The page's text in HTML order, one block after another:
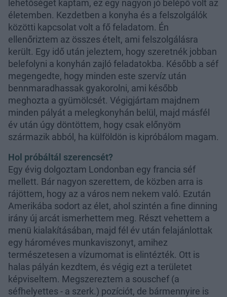
lehetőséget kaptam, ez egy nagyon jó belépő volt az
életemben. Kezdetben a konyha és a felszolgálók
közötti kapcsolat volt a fő feladatom. Én
ellenőriztem az összes ételt, ami felszolgálásra
került. Egy idő után jeleztem, hogy szeretnék jobban
belefolyni a konyhán zajló feladatokba. Később a séf
megengedte, hogy minden este szervíz után
bennmaradhassak gyakorolni, ami később
meghozta a gyümölcsét. Végigjártam majdnem
minden pályát a melegkonyhán belül, majd másfél
év után úgy döntöttem, hogy csak előnyöm
származik abból, ha külföldön is kipróbálom magam.
Hol próbáltál szerencsét?
Egy évig dolgoztam Londonban egy francia séf
mellett. Bár nagyon szerettem, de közben arra is
rájöttem, hogy az a város nem nekem való. Ezután
Amerikába sodort az élet, ahol szintén a fine dinning
irány új arcát ismerhettem meg. Részt vehettem a
menü kialakításában, majd fél év után felajánlottak
egy hároméves munkaviszonyt, amihez
természetesen a vízumomat is elintézték. Ott is
halas pályán kezdtem, és végig ezt a területet
képviseltem. Megszereztem a souschef (a
séfhelyettes - a szerk.) pozíciót, de bármennyire is